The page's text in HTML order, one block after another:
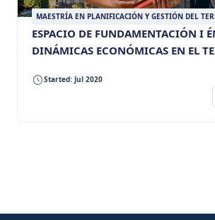
MAESTRÍA EN PLANIFICACIÓN Y GESTIÓN DEL
ESPACIO DE FUNDAMENTACIÓN I
DINÁMICAS ECONÓMICAS EN EL
Started: Jul 2020